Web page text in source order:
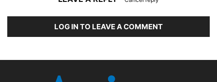
LOG IN TO LEAVE A COMMENT